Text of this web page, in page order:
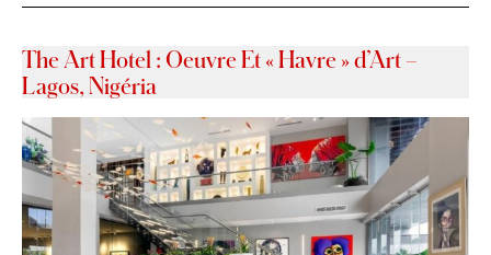
The Art Hotel : Oeuvre Et « Havre » d’Art –
Lagos, Nigéria